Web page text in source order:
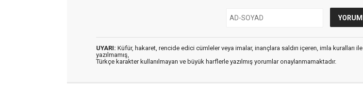
UYARI: Küfür, hakaret, rencide edici cümleler veya imalar, inançlara saldırı içeren, imla kuralları ile
yazılmamış,
Türkçe karakter kullanılmayan ve büyük harflerle yazılmış yorumlar onaylanmamaktadır.